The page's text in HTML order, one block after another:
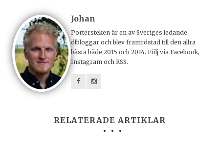
Johan
Portersteken är en av Sveriges ledande
ölbloggar och blev framröstad till den allra
bästa både 2015 och 2014. Följ via Facebook,
Instagram och RSS.
RELATERADE ARTIKLAR